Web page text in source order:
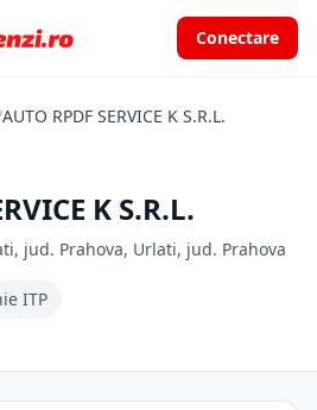
Conectare
AUTO RPDF SERVICE K S.R.L.
K S.R.L.
jud. Prahova, Urlati, jud. Prahova
ITP